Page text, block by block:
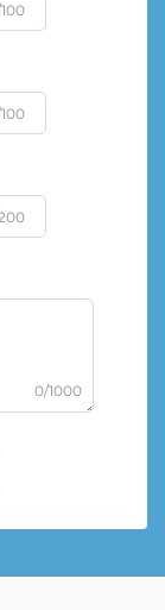
0/1000